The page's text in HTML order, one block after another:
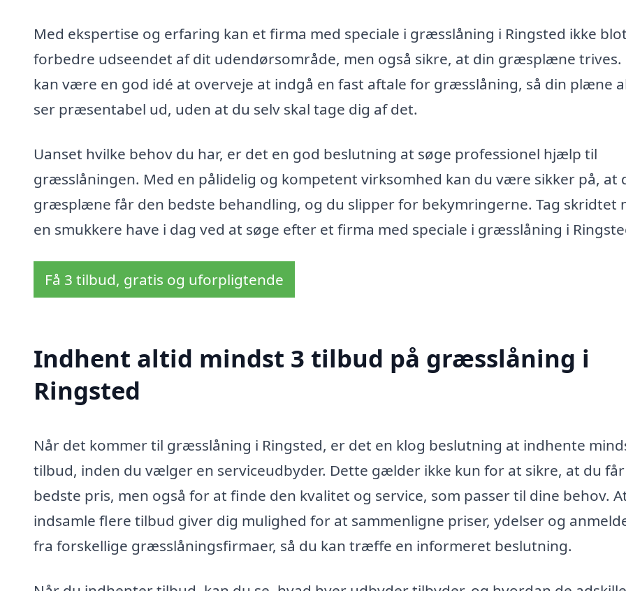
Med ekspertise og erfaring kan et firma med speciale i græsslåning i Ringsted ikke blot
forbedre udseendet af dit udendørsområde, men også sikre, at din græsplæne trives.
kan være en god idé at overveje at indgå en fast aftale for græsslåning, så din plæne
ser præsentabel ud, uden at du selv skal tage dig af det.
Uanset hvilke behov du har, er det en god beslutning at søge professionel hjælp til
græsslåningen. Med en pålidelig og kompetent virksomhed kan du være sikker på, at
græsplæne får den bedste behandling, og du slipper for bekymringerne. Tag skridtet
en smukkere have i dag ved at søge efter et firma med speciale i græsslåning i
Få 3 tilbud, gratis og uforpligtende
Indhent altid mindst 3 tilbud på græsslåning i
Ringsted
Når det kommer til græsslåning i Ringsted, er det en klog beslutning at indhente
tilbud, inden du vælger en serviceudbyder. Dette gælder ikke kun for at sikre, at du
bedste pris, men også for at finde den kvalitet og service, som passer til dine behov.
indsamle flere tilbud giver dig mulighed for at sammenligne priser, ydelser og
fra forskellige græsslåningsfirmaer, så du kan træffe en informeret beslutning.